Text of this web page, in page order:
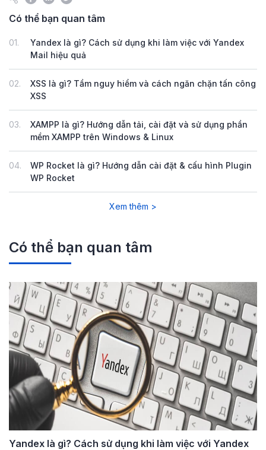
Có thể bạn quan tâm
01.
Yandex là gì? Cách sử dụng khi làm việc với Yandex
Mail hiệu quả
02.
XSS là gì? Tầm nguy hiểm và cách ngăn chặn tấn công
XSS
03.
XAMPP là gì? Hướng dẫn tải, cài đặt và sử dụng phần
mềm XAMPP trên Windows & Linux
04.
WP Rocket là gì? Hướng dẫn cài đặt & cấu hình Plugin
WP Rocket
Xem thêm >
Có thể bạn quan tâm
Yandex là gì? Cách sử dụng khi làm việc với Yandex